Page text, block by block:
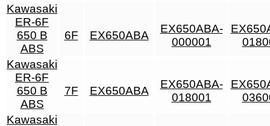
Kawasaki
ER-6F
650 B
ABS
6F EX650ABA
EX650ABA-
000001
Kawasaki
ER-6F
650 B
ABS
7F EX650ABA
EX650ABA-
018001
Kawasaki